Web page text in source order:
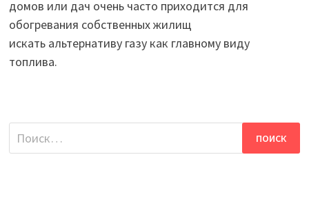
домов или дач очень часто приходится для
обогревания собственных жилищ
искать альтернативу газу как главному виду
топлива.
Найти: